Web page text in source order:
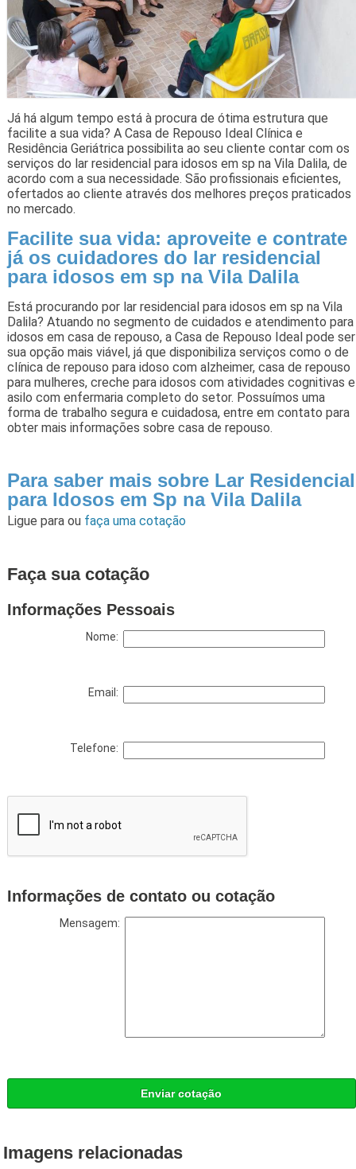
Já há algum tempo está à procura de ótima estrutura que
facilite a sua vida? A Casa de Repouso Ideal Clínica e
Residência Geriátrica possibilita ao seu cliente contar com os
serviços do lar residencial para idosos em sp na Vila Dalila, de
acordo com a sua necessidade. São profissionais eficientes,
ofertados ao cliente através dos melhores preços praticados
no mercado.
Facilite sua vida: aproveite e contrate
já os cuidadores do lar residencial
para idosos em sp na Vila Dalila
Está procurando por lar residencial para idosos em sp na Vila
Dalila? Atuando no segmento de cuidados e atendimento para
idosos em casa de repouso, a Casa de Repouso Ideal pode ser
sua opção mais viável, já que disponibiliza serviços como o de
clínica de repouso para idoso com alzheimer, casa de repouso
para mulheres, creche para idosos com atividades cognitivas e
asilo com enfermaria completo do setor. Possuímos uma
forma de trabalho segura e cuidadosa, entre em contato para
obter mais informações sobre casa de repouso.
Para saber mais sobre Lar Residencial
para Idosos em Sp na Vila Dalila
Ligue para ou faça uma cotação
Faça sua cotação
Informações Pessoais
Nome:
Email:
Telefone:
Informações de contato ou cotação
Mensagem:
Enviar cotação
Imagens relacionadas